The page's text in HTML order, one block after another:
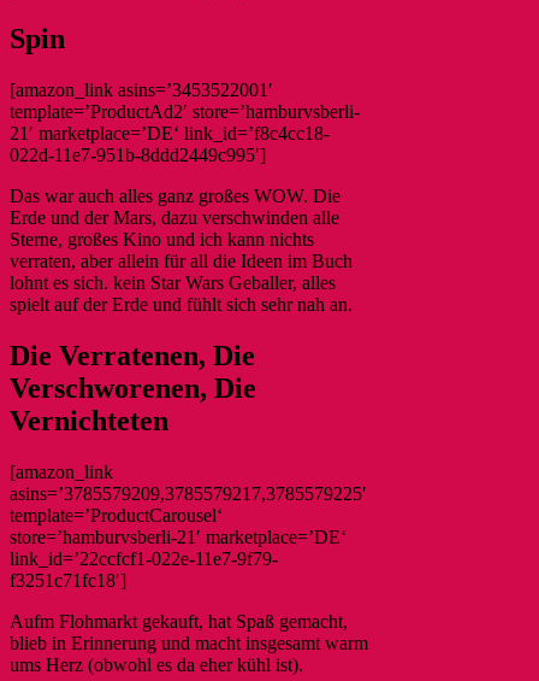
Spin
[amazon_link asins=’3453522001′
template=’ProductAd2′ store=’hamburvsberli-
21′ marketplace=’DE‘ link_id=’f8c4cc18-
022d-11e7-951b-8ddd2449c995′]
Das war auch alles ganz großes WOW. Die
Erde und der Mars, dazu verschwinden alle
Sterne, großes Kino und ich kann nichts
verraten, aber allein für all die Ideen im Buch
lohnt es sich. kein Star Wars Geballer, alles
spielt auf der Erde und fühlt sich sehr nah an.
Die Verratenen, Die
Verschworenen, Die
Vernichteten
[amazon_link
asins=’3785579209,3785579217,3785579225′
template=’ProductCarousel‘
store=’hamburvsberli-21′ marketplace=’DE‘
link_id=’22ccfcf1-022e-11e7-9f79-
f3251c71fc18′]
Aufm Flohmarkt gekauft, hat Spaß gemacht,
blieb in Erinnerung und macht insgesamt warm
ums Herz (obwohl es da eher kühl ist).